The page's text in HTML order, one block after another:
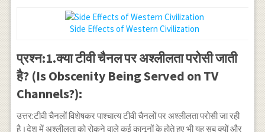
Side Effects of Western Civilization
प्रश्न:1.क्या टीवी चैनल पर अश्लीलता परोसी जाती
है? (Is Obscenity Being Served on TV
Channels?):
उत्तर:टीवी चैनलों विशेषकर पाश्चात्य टीवी चैनलों पर अश्लीलता परोसी जा रही
है।देश में अश्लीलता को रोकने वाले कई कानूनों के होते हुए भी यह सब क्यों और